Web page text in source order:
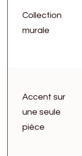
Collection
murale
Accent sur
une seule
pièce